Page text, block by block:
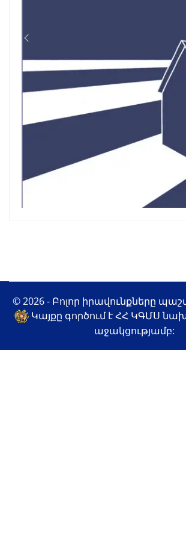
© 2026 - Բոլոր իրավունքները
Կայքը գործում է ՀՀ ԿԳՄՍ
աջակցությամբ: